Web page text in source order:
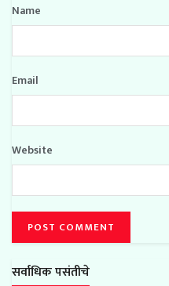
Name
Email
Website
सर्वाधिक पसंतीचे